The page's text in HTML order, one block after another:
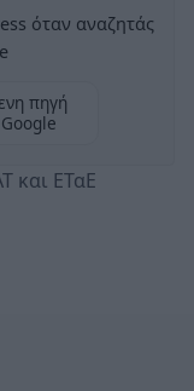
όταν αναζητάς
πηγή
και ΕΤαΕ